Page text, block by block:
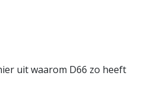
uit waarom D66 zo heeft